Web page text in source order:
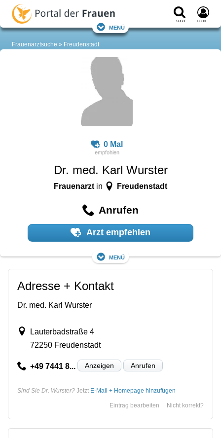
Suche Login
Menü
Frauenarztsuche Freudenstadt
0 Mal
Dr. med. Karl Wurster
Frauenarztin Freudenstadt
Anrufen
Arzt empfehlen
Menü
Adresse + Kontakt
Dr. med. Karl Wurster
Lauterbadstraße 4
72250 Freudenstadt
+49 7441 8... Anzeigen Anrufen
Sind Sie Dr. Wurster? Jetzt E-Mail + Homepage hinzufügen
Nicht korrekt?
Eintrag bearbeiten